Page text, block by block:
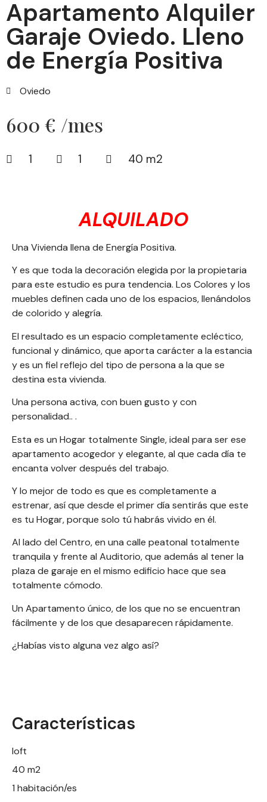
Apartamento Alquiler
Garaje Oviedo. Lleno
de Energía Positiva
Oviedo
600 € /mes
1 1 40 m2
ALQUILADO
Una Vivienda llena de Energía Positiva.
Y es que toda la decoración elegida por la propietaria
para este estudio es pura tendencia. Los Colores y los
muebles definen cada uno de los espacios, llenándolos
de colorido y alegría.
El resultado es un espacio completamente ecléctico,
funcional y dinámico, que aporta carácter a la estancia
y es un fiel reflejo del tipo de persona a la que se
destina esta vivienda.
Una persona activa, con buen gusto y con
personalidad.. .
Esta es un Hogar totalmente Single, ideal para ser ese
apartamento acogedor y elegante, al que cada día te
encanta volver después del trabajo.
Y lo mejor de todo es que es completamente a
estrenar, así que desde el primer día sentirás que este
es tu Hogar, porque solo tú habrás vivido en él.
Al lado del Centro, en una calle peatonal totalmente
tranquila y frente al Auditorio, que además al tener la
plaza de garaje en el mismo edificio hace que sea
totalmente cómodo.
Un Apartamento único, de los que no se encuentran
fácilmente y de los que desaparecen rápidamente.
¿Habías visto alguna vez algo así?
Características
loft
40 m2
1 habitación/es